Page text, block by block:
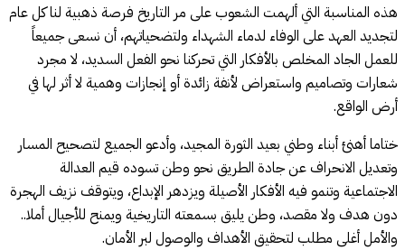
هذه المناسبة التي ألهمت الشعوب على مر التاريخ فرصة ذهبية لنا كل عام
لتجديد العهد على الوفاء لدماء الشهداء ولتضحياتهم، أن نسعى جميعاً
للعمل الجاد المخلص بالأفكار التي تحركنا نحو الفعل السديد، لا مجرد
شعارات وتصاميم واستعراض لأنفة زائدة أو إنجازات وهمية لا أثر لها في
أرض الواقع.
ختاما أهنئ أبناء وطني بعيد الثورة المجيد، وأدعو الجميع لتصحيح المسار
وتعديل الانحراف عن جادة الطريق نحو وطن تسوده قيم العدالة
الاجتماعية وتنمو فيه الأفكار الأصيلة ويزدهر الإبداع، ويتوقف نزيف الهجرة
دون هدف ولا مقصد، وطن يليق بسمعته التاريخية ويمنح للأجيال أملا..
والأمل أغلى مطلب لتحقيق الأهداف والوصول لبر الأمان.